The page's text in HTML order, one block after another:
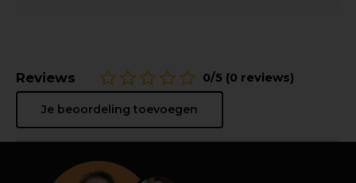
Reviews 0/5 (0 reviews)
Je beoordeling toevoegen